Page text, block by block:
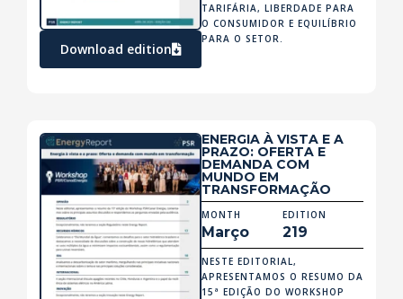
Download edition
TARIFÁRIA, LIBERDADE PARA
O CONSUMIDOR E EQUILÍBRIO
PARA O SETOR.
ENERGIA À VISTA E A
PRAZO: OFERTA E
DEMANDA COM
MUNDO EM
TRANSFORMAÇÃO
MONTH
Março
EDITION
219
NESTE EDITORIAL,
APRESENTAMOS O RESUMO DA
15ª EDIÇÃO DO WORKSHOP